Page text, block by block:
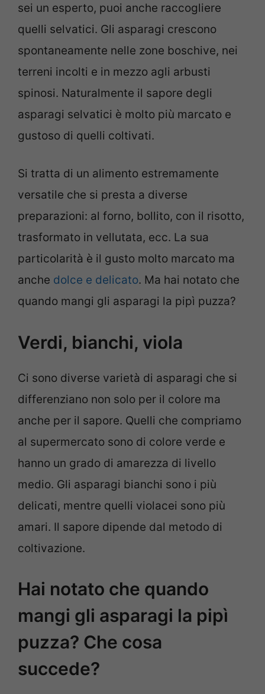
sei un esperto, puoi anche raccogliere
quelli selvatici. Gli asparagi crescono
spontaneamente nelle zone boschive, nei
terreni incolti e in mezzo agli arbusti
spinosi. Naturalmente il sapore degli
asparagi selvatici è molto più marcato e
gustoso di quelli coltivati.
Si tratta di un alimento estremamente
versatile che si presta a diverse
preparazioni: al forno, bollito, con il risotto,
trasformato in vellutata, ecc. La sua
particolarità è il gusto molto marcato ma
anche dolce e delicato. Ma hai notato che
quando mangi gli asparagi la pipì puzza?
Verdi, bianchi, viola
Ci sono diverse varietà di asparagi che si
differenziano non solo per il colore ma
anche per il sapore. Quelli che compriamo
al supermercato sono di colore verde e
hanno un grado di amarezza di livello
medio. Gli asparagi bianchi sono i più
delicati, mentre quelli violacei sono più
amari. Il sapore dipende dal metodo di
coltivazione.
Hai notato che quando
mangi gli asparagi la pipì
puzza? Che cosa
succede?